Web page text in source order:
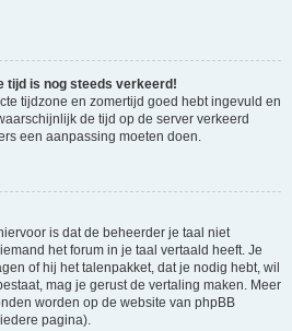
tijd is nog steeds verkeerd!
tijdzone en zomertijd goed hebt ingevuld en
de tijd op de server verkeerd
een aanpassing moeten doen.
is dat de beheerder je taal niet
het forum in je taal vertaald heeft. Je
of hij het talenpakket, dat je nodig hebt, wil
mag je gerust de vertaling maken. Meer
worden op de website van phpBB
pagina).